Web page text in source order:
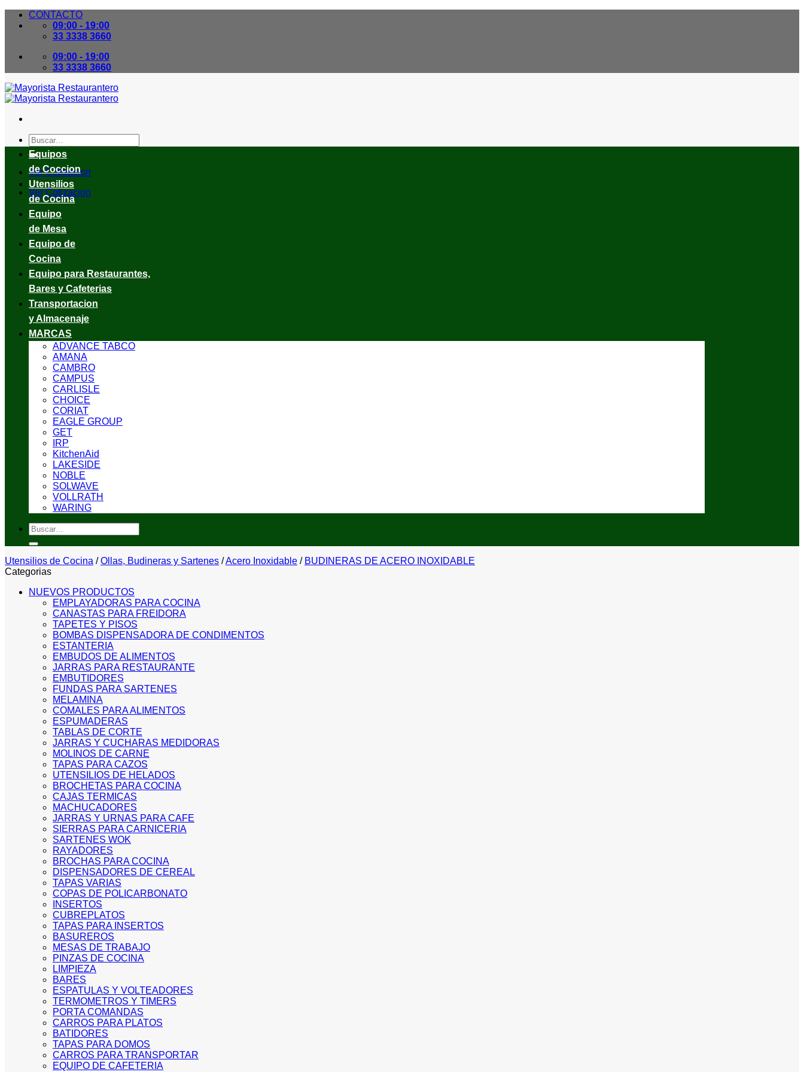
Skip
CONTACTO
09:00 - 19:00
33 3338 3660
09:00 - 19:00
33 3338 3660
Buscar
por:
Ver Cotizacion
Ver Cotizacion
Equipos
de Coccion
Utensilios
de Cocina
Equipo
de Mesa
Equipo de
Cocina
Equipo para Restaurantes,
Bares y Cafeterias
Transportacion
y Almacenaje
MARCAS
ADVANCE TABCO
AMANA
CAMBRO
CAMPUS
CARLISLE
CHOICE
CORIAT
EAGLE GROUP
GET
IRP
KitchenAid
LAKESIDE
NOBLE
SOLWAVE
VOLLRATH
WARING
Buscar
por:
Utensilios de Cocina / Ollas, Budineras y Sartenes /Acero Inoxidable / BUDINERAS DE ACERO INOXIDABLE
Categorias
NUEVOS PRODUCTOS
EMPLAYADORAS PARA COCINA
CANASTAS PARA FREIDORA
TAPETES Y PISOS
BOMBAS DISPENSADORA DE CONDIMENTOS
ESTANTERIA
EMBUDOS DE ALIMENTOS
JARRAS PARA RESTAURANTE
EMBUTIDORES
FUNDAS PARA SARTENES
MELAMINA
COMALES PARA ALIMENTOS
ESPUMADERAS
TABLAS DE CORTE
JARRAS Y CUCHARAS MEDIDORAS
MOLINOS DE CARNE
TAPAS PARA CAZOS
UTENSILIOS DE HELADOS
BROCHETAS PARA COCINA
CAJAS TERMICAS
MACHUCADORES
JARRAS Y URNAS PARA CAFE
SIERRAS PARA CARNICERIA
SARTENES WOK
RAYADORES
BROCHAS PARA COCINA
DISPENSADORES DE CEREAL
TAPAS VARIAS
COPAS DE POLICARBONATO
INSERTOS
CUBREPLATOS
TAPAS PARA INSERTOS
BASUREROS
MESAS DE TRABAJO
PINZAS DE COCINA
LIMPIEZA
BARES
ESPATULAS Y VOLTEADORES
TERMOMETROS Y TIMERS
PORTA COMANDAS
CARROS PARA PLATOS
BATIDORES
TAPAS PARA DOMOS
CARROS PARA TRANSPORTAR
EQUIPO DE CAFETERIA